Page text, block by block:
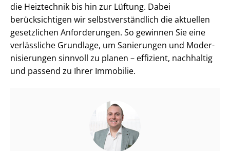
die Heiztechnik bis hin zur Lüftung. Dabei
berücksichtigen wir selbst­ver­ständ­lich die aktuellen
gesetzlichen Anforderungen. So gewinnen Sie eine
verlässliche Grundlage, um Sanierungen und Mo­der­
ni­sie­run­gen sinnvoll zu planen – effizient, nachhaltig
und passend zu Ihrer Immobilie.